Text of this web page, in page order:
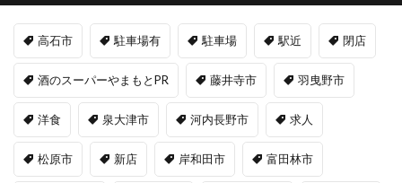
高石市 駐車場有 駐車場 駅近 閉店
酒のスーパーやまもとPR 藤井寺市 羽曳野市
洋食 泉大津市 河内長野市 求人
松原市 新店 岸和田市 富田林市